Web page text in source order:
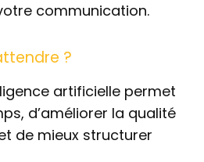
communication.
?
artificielle permet
d’améliorer la qualité
de mieux structurer